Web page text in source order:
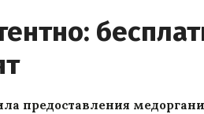
предоставления